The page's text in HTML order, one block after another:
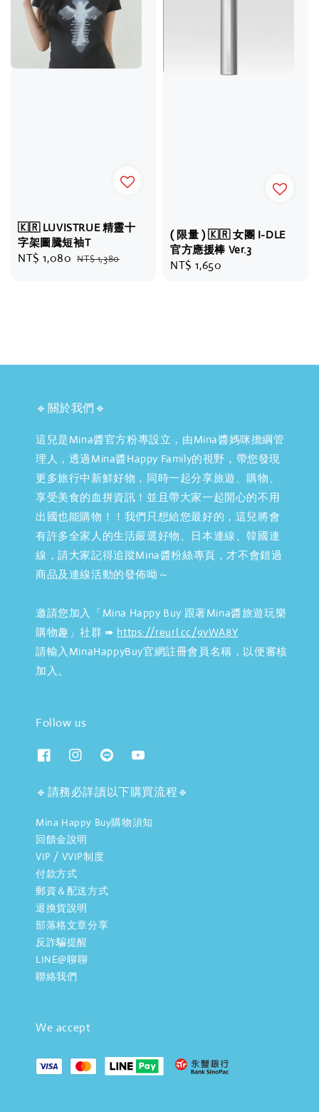
🇰🇷 LUVISTRUE 精靈十
字架圖騰短袖T
Sale
NT$ 1,080 Regular
NT$ 1,380
( 限量 ) 🇰🇷 女團 I-DLE
官方應援棒 Ver.3
Regular
NT$ 1,650
🔹關於我們🔹
這兒是Mina醬官方粉專設立，由Mina醬媽咪擔綱管
理人，透過Mina醬Happy Family的視野，帶您發現
更多旅行中新鮮好物，同時一起分享旅遊、購物、
享受美食的血拼資訊！並且帶大家一起開心的不用
出國也能購物！！我們只想給您最好的，這兒將會
有許多全家人的生活嚴選好物、日本連線、韓國連
線，請大家記得追蹤Mina醬粉絲專頁，才不會錯過
商品及連線活動的發佈呦～
邀請您加入「Mina Happy Buy 跟著Mina醬旅遊玩樂
購物趣」社群 ➠ https://reurl.cc/9vWA8Y
請輸入MinaHappyBuy官網註冊會員名稱，以便審核
加入。
Follow us
🔹請務必詳讀以下購買流程🔹
Mina Happy Buy購物須知
回饋金說明
VIP / VVIP制度
付款方式
郵資＆配送方式
退換貨說明
部落格文章分享
反詐騙提醒
LINE@聊聊
聯絡我們
We accept